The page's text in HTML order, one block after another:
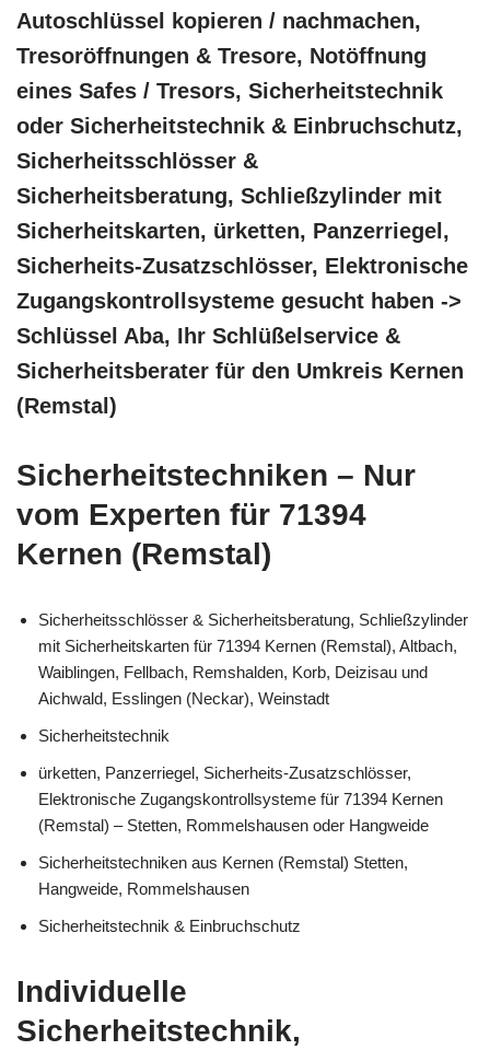
Autoschlüssel kopieren / nachmachen,
Tresoröffnungen & Tresore, Notöffnung
eines Safes / Tresors, Sicherheitstechnik
oder Sicherheitstechnik & Einbruchschutz,
Sicherheitsschlösser &
Sicherheitsberatung, Schließzylinder mit
Sicherheitskarten, ürketten, Panzerriegel,
Sicherheits-Zusatzschlösser, Elektronische
Zugangskontrollsysteme gesucht haben ->
Schlüssel Aba, Ihr Schlüßelservice &
Sicherheitsberater für den Umkreis Kernen
(Remstal)
Sicherheitstechniken – Nur
vom Experten für 71394
Kernen (Remstal)
Sicherheitsschlösser & Sicherheitsberatung, Schließzylinder
mit Sicherheitskarten für 71394 Kernen (Remstal), Altbach,
Waiblingen, Fellbach, Remshalden, Korb, Deizisau und
Aichwald, Esslingen (Neckar), Weinstadt
Sicherheitstechnik
ürketten, Panzerriegel, Sicherheits-Zusatzschlösser,
Elektronische Zugangskontrollsysteme für 71394 Kernen
(Remstal) – Stetten, Rommelshausen oder Hangweide
Sicherheitstechniken aus Kernen (Remstal) Stetten,
Hangweide, Rommelshausen
Sicherheitstechnik & Einbruchschutz
Individuelle
Sicherheitstechnik,